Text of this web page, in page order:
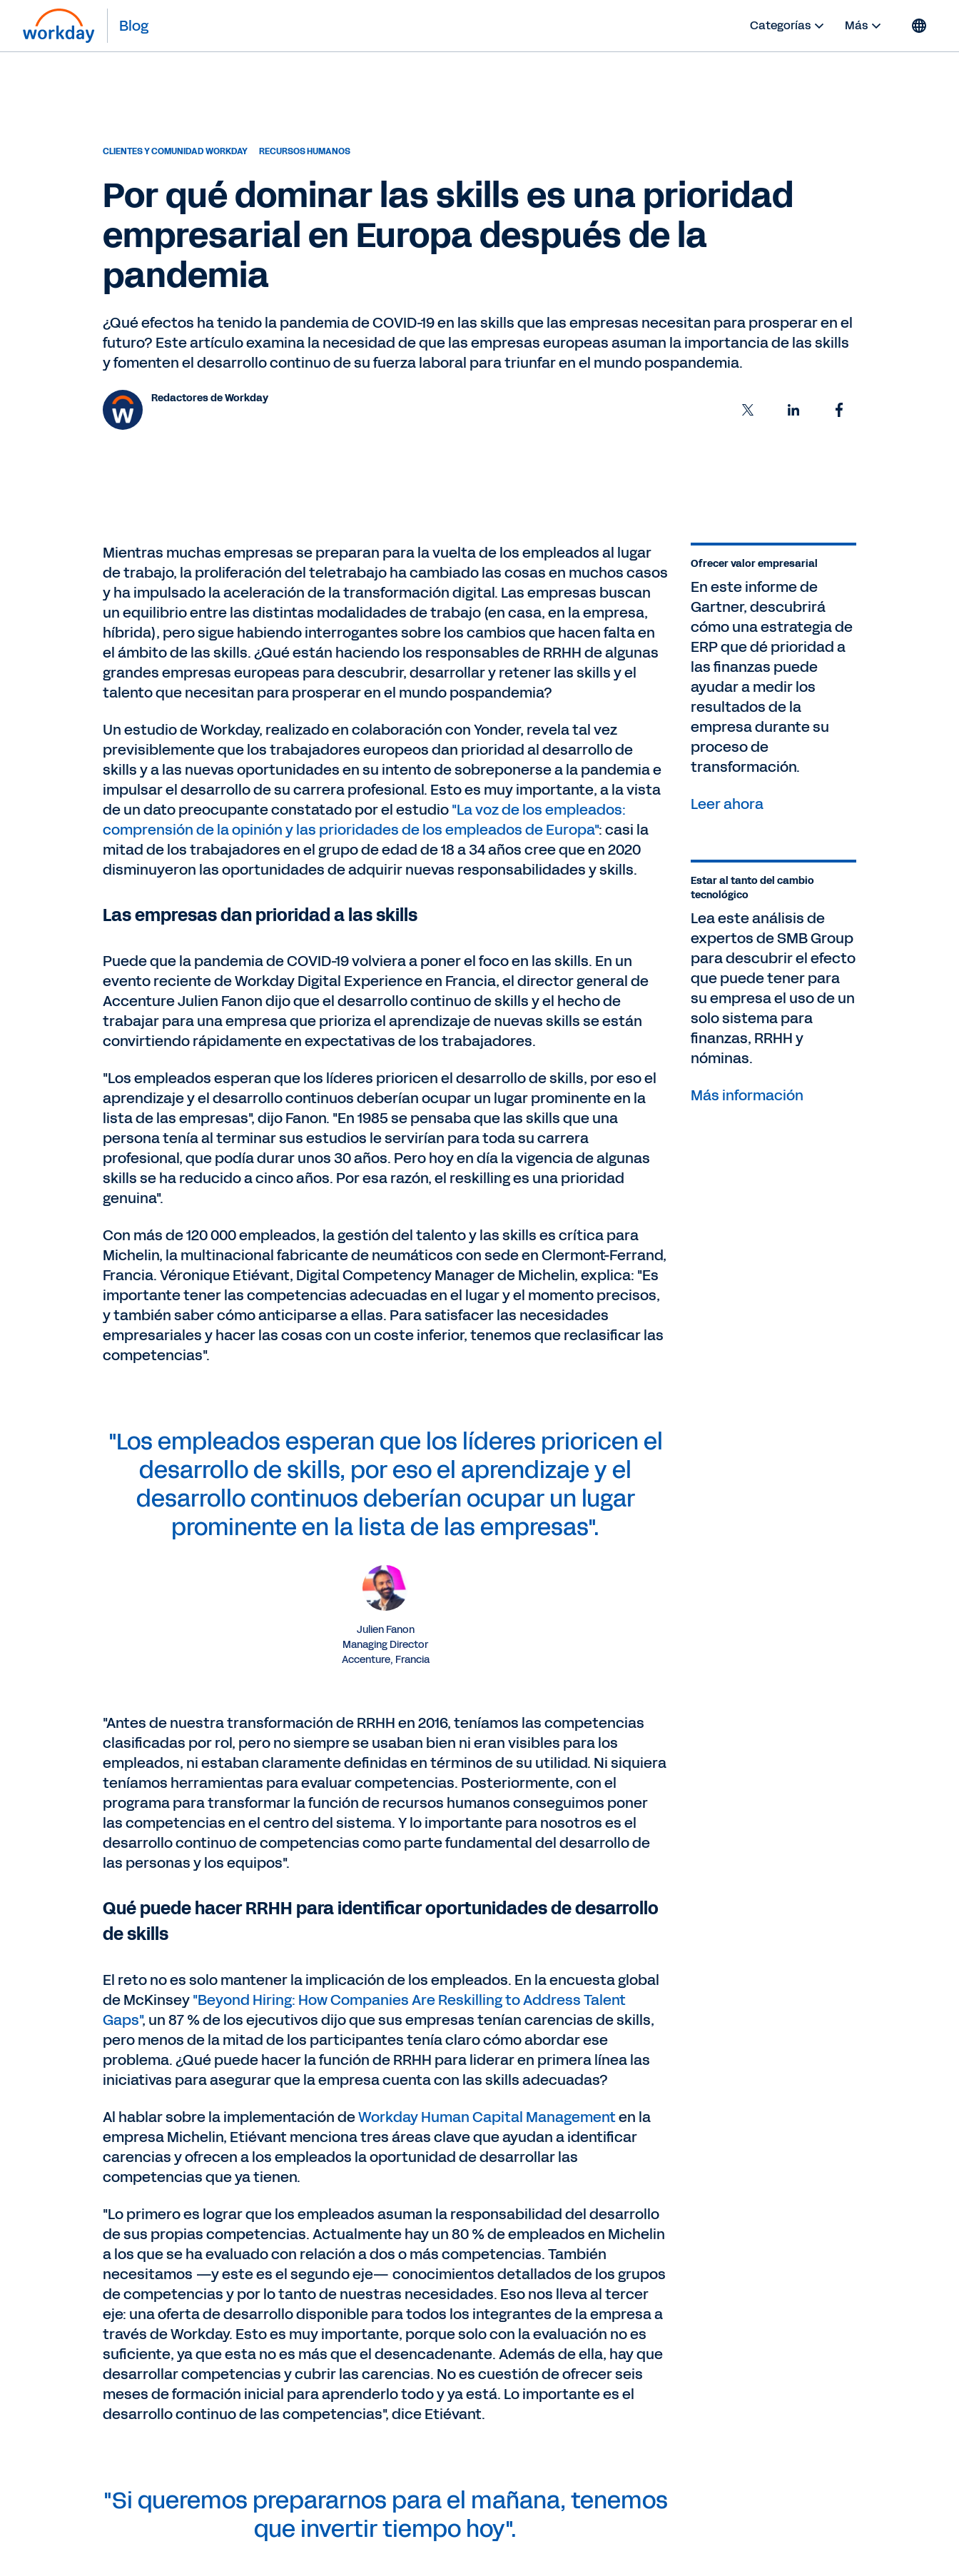
Blog Categorías Más
CLIENTES Y COMUNIDAD WORKDAY RECURSOS HUMANOS
Por qué dominar las skills es una prioridad
empresarial en Europa después de la
pandemia
¿Qué efectos ha tenido la pandemia de COVID-19 en las skills que las empresas necesitan para prosperar en el
futuro? Este artículo examina la necesidad de que las empresas europeas asuman la importancia de las skills
y fomenten el desarrollo continuo de su fuerza laboral para triunfar en el mundo pospandemia.
Redactores de Workday
Mientras muchas empresas se preparan para la vuelta de los empleados al lugar
de trabajo, la proliferación del teletrabajo ha cambiado las cosas en muchos casos
y ha impulsado la aceleración de la transformación digital. Las empresas buscan
un equilibrio entre las distintas modalidades de trabajo (en casa, en la empresa,
híbrida), pero sigue habiendo interrogantes sobre los cambios que hacen falta en
el ámbito de las skills. ¿Qué están haciendo los responsables de RRHH de algunas
grandes empresas europeas para descubrir, desarrollar y retener las skills y el
talento que necesitan para prosperar en el mundo pospandemia?
Un estudio de Workday, realizado en colaboración con Yonder, revela tal vez
previsiblemente que los trabajadores europeos dan prioridad al desarrollo de
skills y a las nuevas oportunidades en su intento de sobreponerse a la pandemia e
impulsar el desarrollo de su carrera profesional. Esto es muy importante, a la vista
de un dato preocupante constatado por el estudio"La voz de los empleados:
comprensión de la opinión y las prioridades de los empleados de Europa": casi la
mitad de los trabajadores en el grupo de edad de 18 a 34 años cree que en 2020
disminuyeron las oportunidades de adquirir nuevas responsabilidades y skills.
Las empresas dan prioridad a las skills
Puede que la pandemia de COVID-19 volviera a poner el foco en las skills. En un
evento reciente de Workday Digital Experience en Francia, el director general de
Accenture Julien Fanon dijo que el desarrollo continuo de skills y el hecho de
trabajar para una empresa que prioriza el aprendizaje de nuevas skills se están
convirtiendo rápidamente en expectativas de los trabajadores.
"Los empleados esperan que los líderes prioricen el desarrollo de skills, por eso el
aprendizaje y el desarrollo continuos deberían ocupar un lugar prominente en la
lista de las empresas", dijo Fanon. "En 1985 se pensaba que las skills que una
persona tenía al terminar sus estudios le servirían para toda su carrera
profesional, que podía durar unos 30 años. Pero hoy en día la vigencia de algunas
skills se ha reducido a cinco años. Por esa razón, el reskilling es una prioridad
genuina".
Con más de 120 000 empleados, la gestión del talento y las skills es crítica para
Michelin, la multinacional fabricante de neumáticos con sede en Clermont-Ferrand,
Francia. Véronique Etiévant, Digital Competency Manager de Michelin, explica: "Es
importante tener las competencias adecuadas en el lugar y el momento precisos,
y también saber cómo anticiparse a ellas. Para satisfacer las necesidades
empresariales y hacer las cosas con un coste inferior, tenemos que reclasificar las
competencias".
"Los empleados esperan que los líderes prioricen el
desarrollo de skills, por eso el aprendizaje y el
desarrollo continuos deberían ocupar un lugar
prominente en la lista de las empresas".
Julien Fanon
Managing Director
Accenture, Francia
"Antes de nuestra transformación de RRHH en 2016, teníamos las competencias
clasificadas por rol, pero no siempre se usaban bien ni eran visibles para los
empleados, ni estaban claramente definidas en términos de su utilidad. Ni siquiera
teníamos herramientas para evaluar competencias. Posteriormente, con el
programa para transformar la función de recursos humanos conseguimos poner
las competencias en el centro del sistema. Y lo importante para nosotros es el
desarrollo continuo de competencias como parte fundamental del desarrollo de
las personas y los equipos".
Qué puede hacer RRHH para identificar oportunidades de desarrollo
de skills
El reto no es solo mantener la implicación de los empleados. En la encuesta global
de McKinsey"Beyond Hiring: How Companies Are Reskilling to Address Talent
Gaps", un 87 % de los ejecutivos dijo que sus empresas tenían carencias de skills,
pero menos de la mitad de los participantes tenía claro cómo abordar ese
problema. ¿Qué puede hacer la función de RRHH para liderar en primera línea las
iniciativas para asegurar que la empresa cuenta con las skills adecuadas?
Al hablar sobre la implementación deWorkday Human Capital Managementen la
empresa Michelin, Etiévant menciona tres áreas clave que ayudan a identificar
carencias y ofrecen a los empleados la oportunidad de desarrollar las
competencias que ya tienen.
"Lo primero es lograr que los empleados asuman la responsabilidad del desarrollo
de sus propias competencias. Actualmente hay un 80 % de empleados en Michelin
a los que se ha evaluado con relación a dos o más competencias. También
necesitamos —y este es el segundo eje— conocimientos detallados de los grupos
de competencias y por lo tanto de nuestras necesidades. Eso nos lleva al tercer
eje: una oferta de desarrollo disponible para todos los integrantes de la empresa a
través de Workday. Esto es muy importante, porque solo con la evaluación no es
suficiente, ya que esta no es más que el desencadenante. Además de ella, hay que
desarrollar competencias y cubrir las carencias. No es cuestión de ofrecer seis
meses de formación inicial para aprenderlo todo y ya está. Lo importante es el
desarrollo continuo de las competencias", dice Etiévant.
"Si queremos prepararnos para el mañana, tenemos
que invertir tiempo hoy".
Ofrecer valor empresarial
En este informe de
Gartner, descubrirá
cómo una estrategia de
ERP que dé prioridad a
las finanzas puede
ayudar a medir los
resultados de la
empresa durante su
proceso de
transformación.
Leer ahora
Estar al tanto del cambio
tecnológico
Lea este análisis de
expertos de SMB Group
para descubrir el efecto
que puede tener para
su empresa el uso de un
solo sistema para
finanzas, RRHH y
nóminas.
Más información